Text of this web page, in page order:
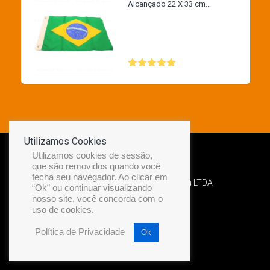
Alcançado 22 X 33 cm...
5.00
Desenvolvido por Diamond Náutica LTDA
Utilizamos Cookies
Utilizamos cookies de sessão,
que são removidos quando você
fecha seu navegador. Ao clicar em
“Ok” ou continuar visualizando
nosso site, você concorda com o
uso de cookies.
Política de Privacidade Ok